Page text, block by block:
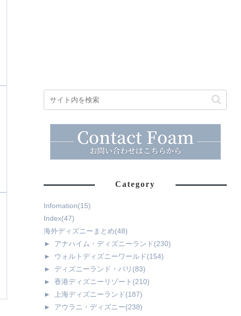
Category
Infomation(15)
Index(47)
海外ディズニーまとめ(48)
►
アナハイム・ディズニーランド(230)
►
ウォルトディズニーワールド(154)
►
ディズニーランド・パリ (83)
►
香港ディズニーリゾート (210)
►
上海ディズニーランド(187)
►
アウラニ・ディズニー(238)